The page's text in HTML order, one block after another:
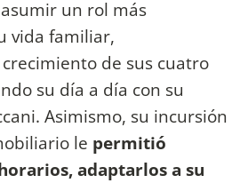
un rol más
vida familiar,
de sus cuatro
su día a día con su
Asimismo, su incursión
le permitió
adaptarlos a su